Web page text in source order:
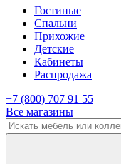
Гостиные
Спальни
Прихожие
Детские
Кабинеты
Распродажа
+7 (800) 707 91 55
Все магазины